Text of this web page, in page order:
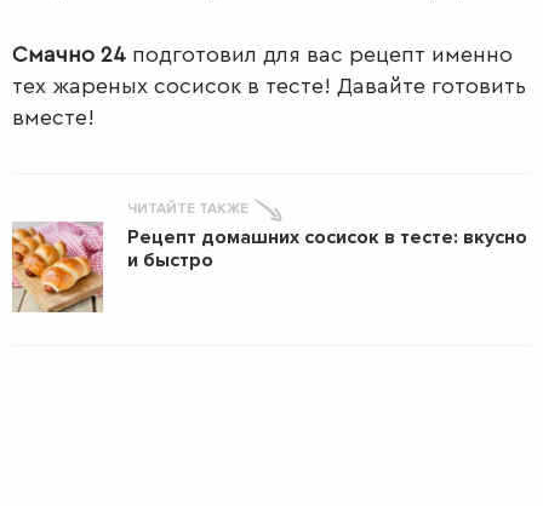
Смачно 24 подготовил для вас рецепт именно
тех жареных сосисок в тесте! Давайте готовить
вместе!
ЧИТАЙТЕ ТАКЖЕ
Рецепт домашних сосисок в тесте: вкусно
и быстро